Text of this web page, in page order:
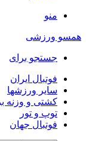
منو
همسو ورزشی
جستجو برای
فوتبال ایران
سایر ورزشها
کشتی و وزنه
توپ و تور
فوتبال جهان